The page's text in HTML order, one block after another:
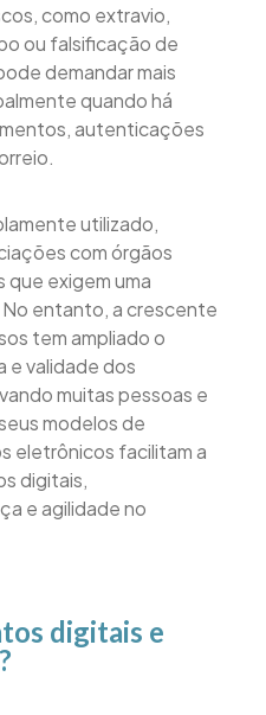
como extravio,
ou falsificação de
demandar mais
quando há
autenticações
utilizado,
com órgãos
exigem uma
entanto, a crescente
tem ampliado o
e validade dos
muitas pessoas e
modelos de
eletrônicos facilitam a
digitais,
e agilidade no
digitais e